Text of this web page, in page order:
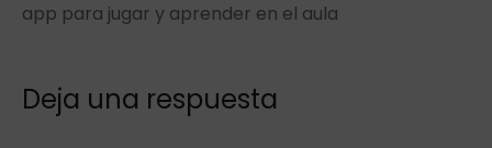
app para jugar y aprender en el aula
Deja una respuesta